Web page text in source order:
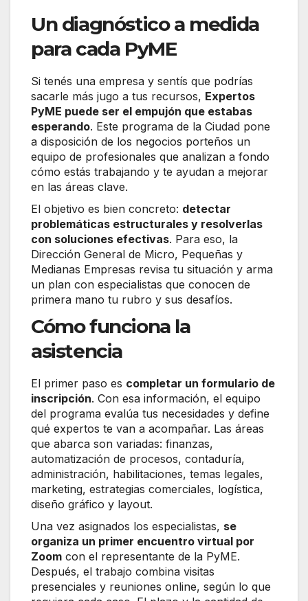
Un diagnóstico a medida
para cada PyME
Si tenés una empresa y sentís que podrías
sacarle más jugo a tus recursos, Expertos
PyME puede ser el empujón que estabas
esperando. Este programa de la Ciudad pone
a disposición de los negocios porteños un
equipo de profesionales que analizan a fondo
cómo estás trabajando y te ayudan a mejorar
en las áreas clave.
El objetivo es bien concreto: detectar
problemáticas estructurales y resolverlas
con soluciones efectivas. Para eso, la
Dirección General de Micro, Pequeñas y
Medianas Empresas revisa tu situación y arma
un plan con especialistas que conocen de
primera mano tu rubro y sus desafíos.
Cómo funciona la
asistencia
El primer paso es completar un formulario de
inscripción. Con esa información, el equipo
del programa evalúa tus necesidades y define
qué expertos te van a acompañar. Las áreas
que abarca son variadas: finanzas,
automatización de procesos, contaduría,
administración, habilitaciones, temas legales,
marketing, estrategias comerciales, logística,
diseño gráfico y layout.
Una vez asignados los especialistas, se
organiza un primer encuentro virtual por
Zoom con el representante de la PyME.
Después, el trabajo combina visitas
presenciales y reuniones online, según lo que